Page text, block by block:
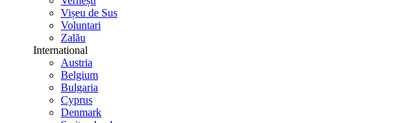
Vișeu de Sus
Voluntari
Zalău
International
Austria
Belgium
Bulgaria
Cyprus
Denmark